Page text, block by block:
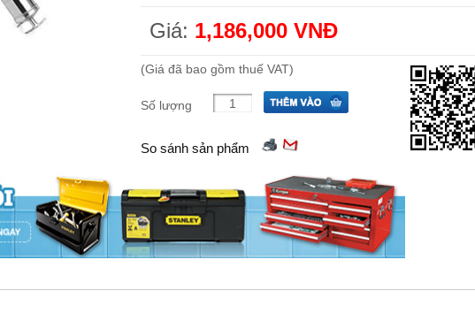
Giá: 1,186,000 VNĐ
(Giá đã bao gồm thuế VAT)
Số lượng
So sánh sản phẩm